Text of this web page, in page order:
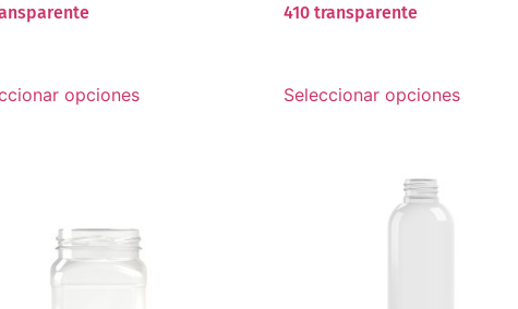
opciones
410 transparente
Seleccionar opciones